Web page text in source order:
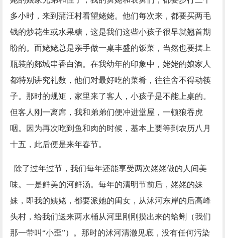
多小时，来到蒲汪村看望姥姥。他们每次来，都要买两毛
钱的炒花生或水果糖，这是我们这些小孩子很早就翘首期
盼的。而姥姥总是亲手做一桌丰盛的饭菜，当然也要摆上
瓶装的郯城串香白酒。在我幼年的印象中，姥姥的娘家人
都特别讲究礼数，他们对最好吃的菜肴，往往舍不得动筷
子。那时的规矩，家里来了客人，小孩子是不能上桌的。
但客人刚一离席，我和弟弟们便冲进堂屋，一顿狼吞虎
咽。因为再次吃到鱼和肉的时候，基本上要等到农历八月
十五，此后便是来年春节。
除了过年过节，我们每年还能享受两次姥姥做的人间美
味。一是鲜美的河鲜汤。每年的清明节前后，姥姥的妹
妹，即我的姨姥，都要派她的闺女，从沭河东岸的后高峰
头村，给我们送来两水桶从河里刚刚摸出来的蛤蜊（我们
那一带叫“小歪”）。那时的沭河清澈见底，没有任何污染